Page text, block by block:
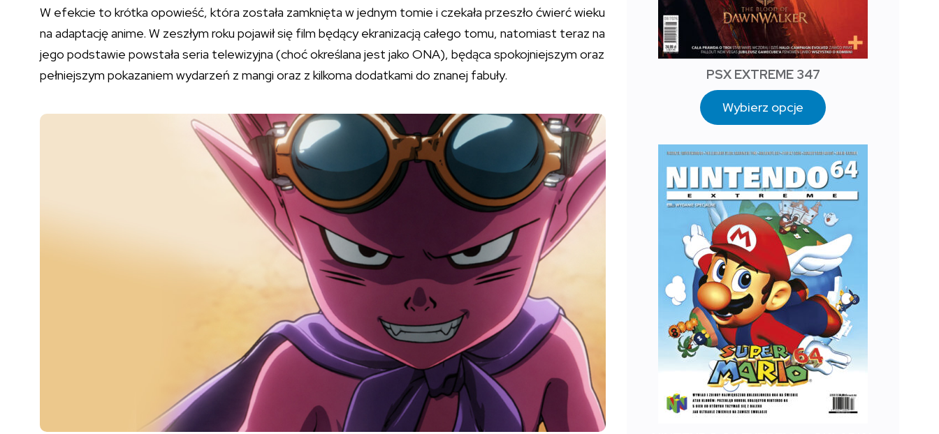
W efekcie to krótka opowieść, która została zamknięta w jednym tomie i czekała przeszło ćwierć wieku
na adaptację anime. W zeszłym roku pojawił się film będący ekranizacją całego tomu, natomiast teraz na
jego podstawie powstała seria telewizyjna (choć określana jest jako ONA), będąca spokojniejszym oraz
pełniejszym pokazaniem wydarzeń z mangi oraz z kilkoma dodatkami do znanej fabuły.
PSX EXTREME 347
Wybierz opcje